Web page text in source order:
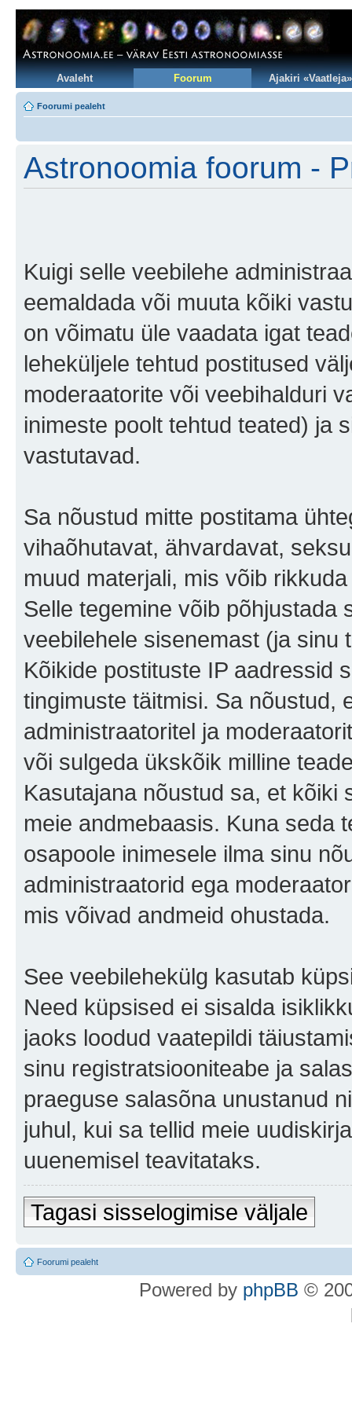
Avaleht Foorum Ajakiri «Vaatleja»
Foorumi pealeht
Astronoomia foorum -
Kuigi selle veebilehe
eemaldada või muuta kõiki
on võimatu üle vaadata igat
leheküljele tehtud postitused
moderaatorite või veebihalduri
inimeste poolt tehtud teated) ja
vastutavad.
Sa nõustud mitte postitama
vihaõhutavat, ähvardavat,
muud materjali, mis võib
Selle tegemine võib põhjustada
veebilehele sisenemast (ja sinu
Kõikide postituste IP aadressid
tingimuste täitmisi. Sa nõustud,
administraatoritel ja
või sulgeda ükskõik milline
Kasutajana nõustud sa, et kõiki
meie andmebaasis. Kuna seda
osapoole inimesele ilma sinu
administraatorid ega
mis võivad andmeid ohustada.
See veebilehekülg kasutab
Need küpsised ei sisalda
jaoks loodud vaatepildi
sinu registratsiooniteabe ja
praeguse salasõna unustanud
juhul, kui sa tellid meie
uuenemisel teavitataks.
Tagasi sisselogimise väljale
Foorumi pealeht
Powered by phpBB ©